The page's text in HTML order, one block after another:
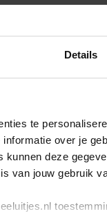
Details
te
over je
deze
van jouw gebruik
while loading